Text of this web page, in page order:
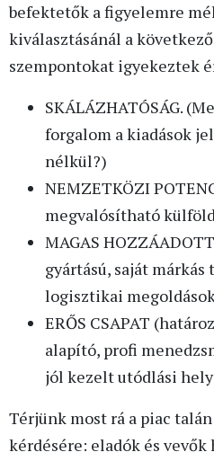
befektetők a figyelemre
kiválasztásánál a
szempontokat igyekeztek
SKÁLÁZHATÓSÁG.
forgalom a kiadások
nélkül?)
NEMZETKÖZI
megvalósítható
MAGAS
gyártású, saját
logisztikai
ERŐS CSAPAT
alapító, profi
jól kezelt utódlási
Térjünk most rá a piac
kérdésére: eladók és